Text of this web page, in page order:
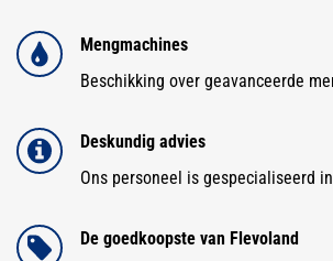
Mengmachines
Beschikking over geavanceerde
Deskundig advies
Ons personeel is gespecialiseerd
De goedkoopste van Flevoland